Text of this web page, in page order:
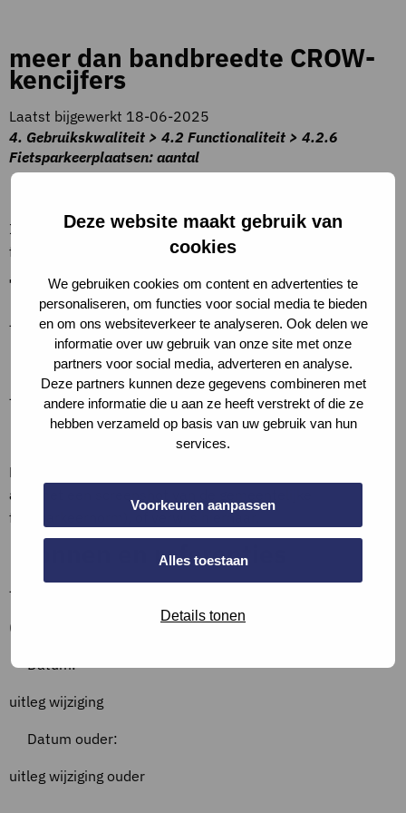
Deze website maakt gebruik van
cookies
We gebruiken cookies om content en advertenties te
personaliseren, om functies voor social media te bieden
en om ons websiteverkeer te analyseren. Ook delen we
informatie over uw gebruik van onze site met onze
partners voor social media, adverteren en analyse.
Deze partners kunnen deze gegevens combineren met
andere informatie die u aan ze heeft verstrekt of die ze
hebben verzameld op basis van uw gebruik van hun
services.
Voorkeuren aanpassen
Alles toestaan
Details tonen
meer dan bandbreedte CROW-
kencijfers
Laatst bijgewerkt 18-06-2025
4. Gebruikskwaliteit > 4.2 Functionaliteit > 4.2.6
Fietsparkeerplaatsen: aantal
In plaats van kencijfers is de gemeentelijke
fietsparkeernorm voor de locatie + 20% te hanteren.
Toelichting op criteria
–
Definities
–
Bewijslast
Beschrijf de situatie, toon de berekening (en vul eventueel
aan met een screenshot van de gemeentelijke
fietsparkeernorm), of verwijs hiernaar.
Bronnen en referenties
–
Overzicht wijzigingen
Datum:
uitleg wijziging
Datum ouder:
uitleg wijziging ouder